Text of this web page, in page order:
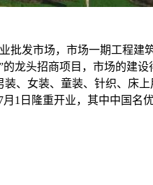
发市场，市场一期工程建
龙头招商项目，市场的建
、女装、童装、针织、床
1日隆重开业，其中中国名